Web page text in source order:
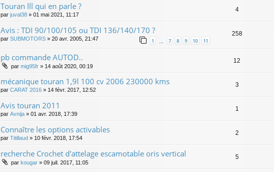
Touran lll qui en parle ?
par juval38 » 01 mai 2021, 11:17
4
Avis : TDI 90/100/105 ou TDI 136/140/170 ?
par SUBMOTORS » 20 avr. 2005, 21:47 1 7 8 9 10 11
258
pb commande AUTOD..
par mig95fr » 14 août 2020, 00:19
12
mécanique touran 1,9l 100 cv 2006 230000 kms
par CARAT 2016 » 14 févr. 2017, 12:52
3
Avis touran 2011
par Avnija » 01 avr. 2018, 17:39
1
Connaître les options activables
par Titillaud » 10 févr. 2018, 17:54
2
recherche Crochet d'attelage escamotable oris vertical
par kougar » 09 juil. 2017, 11:05
5